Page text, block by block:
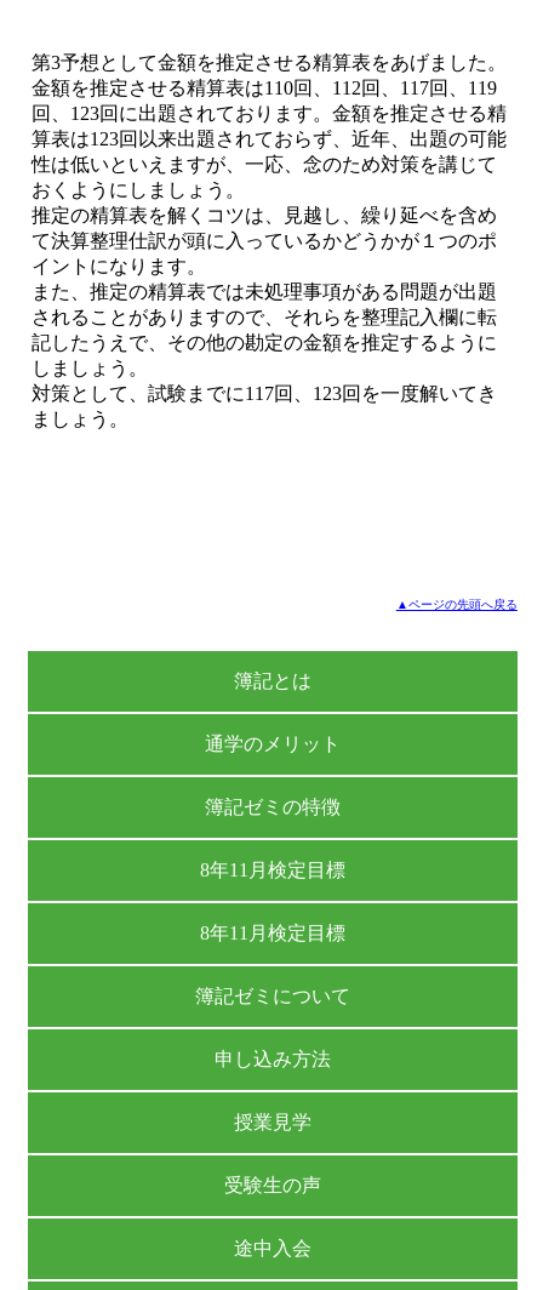
簿記とは
通学のメリット
簿記ゼミの特徴
8年11月検定目標
8年11月検定目標
簿記ゼミについて
申し込み方法
授業見学
受験生の声
途中入会
第3予想として金額を推定させる精算表をあげました。
金額を推定させる精算表は110回、112回、117回、119
回、123回に出題されております。金額を推定させる精
算表は123回以来出題されておらず、近年、出題の可能
性は低いといえますが、一応、念のため対策を講じて
おくようにしましょう。
推定の精算表を解くコツは、見越し、繰り延べを含め
て決算整理仕訳が頭に入っているかどうかが１つのポ
イントになります。
また、推定の精算表では未処理事項がある問題が出題
されることがありますので、それらを整理記入欄に転
記したうえで、その他の勘定の金額を推定するように
しましょう。
対策として、試験までに117回、123回を一度解いてき
ましょう。
▲ページの先頭へ戻る